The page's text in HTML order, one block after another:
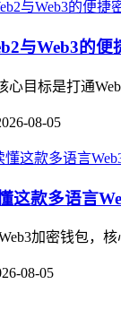
与Web3的便
心目标是打通
08-05
这款多语言
加密钱包，
08-05